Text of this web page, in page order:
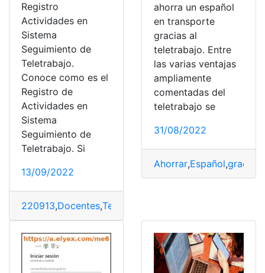
Registro
Actividades en
Sistema
Seguimiento de
Teletrabajo.
Conoce como es el
Registro de
Actividades en
Sistema
Seguimiento de
Teletrabajo. Si
13/09/2022
220913,Docentes,Teletrabajo
ahorra un español
en transporte
gracias al
teletrabajo. Entre
las varias ventajas
ampliamente
comentadas del
teletrabajo se
31/08/2022
Ahorrar,Español,gracias